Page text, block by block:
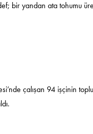
bir yandan ata tohumu
çalışan 94 işçinin toplu